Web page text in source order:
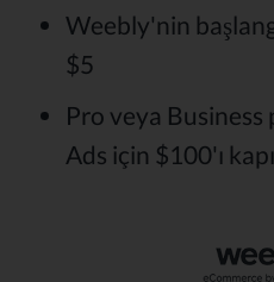
Weebly'nin
$5
Pro veya Business
Ads için $100'ı